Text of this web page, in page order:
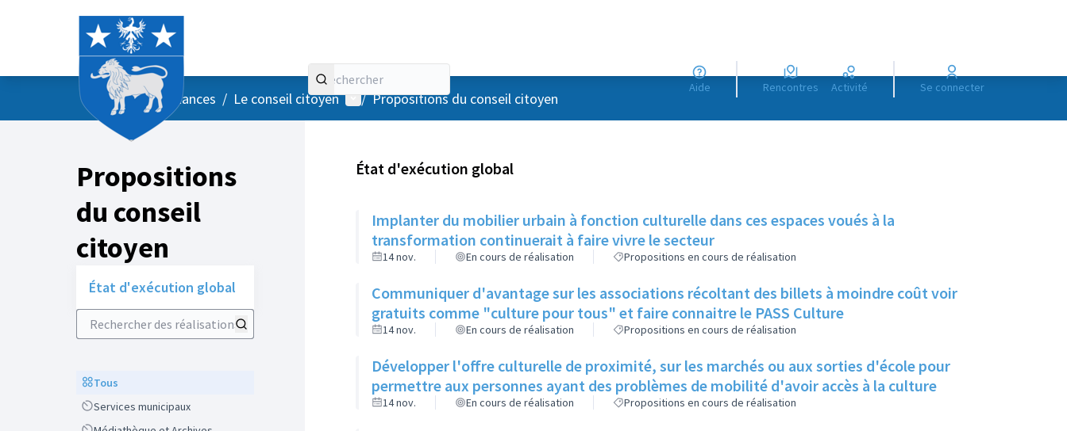
Aide Rencontres Activité Se connecter
AccueilMenu principal
/ Vos instances / Le conseil citoyen Menu utilisateur
/ Propositions du conseil citoyen
Propositions
du conseil
citoyen
État d'exécution global
Rechercher des réalisations
ScopeTous
ScopeServices municipaux
État d'exécution global
Implanter du mobilier urbain à fonction culturelle dans ces espaces voués à la
transformation continuerait à faire vivre le secteur
14 nov. En cours de réalisation Propositions en cours de réalisation
Communiquer d'avantage sur les associations récoltant des billets à moindre coût voir
gratuits comme "culture pour tous" et faire connaitre le PASS Culture
14 nov. En cours de réalisation Propositions en cours de réalisation
Développer l'offre culturelle de proximité, sur les marchés ou aux sorties d'école pour
permettre aux personnes ayant des problèmes de mobilité d'avoir accès à la culture
14 nov. En cours de réalisation Propositions en cours de réalisation